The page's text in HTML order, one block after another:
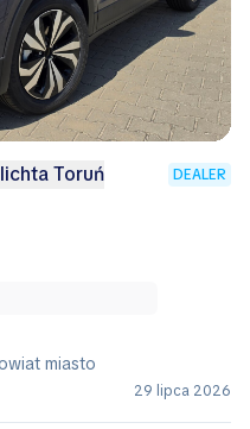
Toruń DEALER
miasto
29 lipca 2026